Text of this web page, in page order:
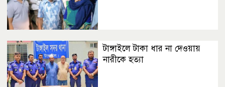
টাঙ্গাইলে টাকা ধার না দেওয়ায়
নারীকে হত্যা